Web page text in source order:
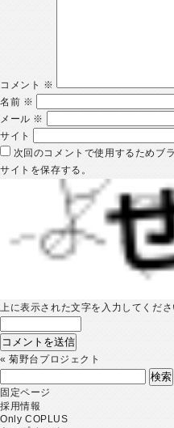
コメント ※
名前 ※
メール ※
サイト
次回のコメントで使用するためブ
サイトを保存する。
上に表示された文字を入力してくださ
«菊野台プロジェクト
索:
固定ページ
採用情報
Only COPLUS